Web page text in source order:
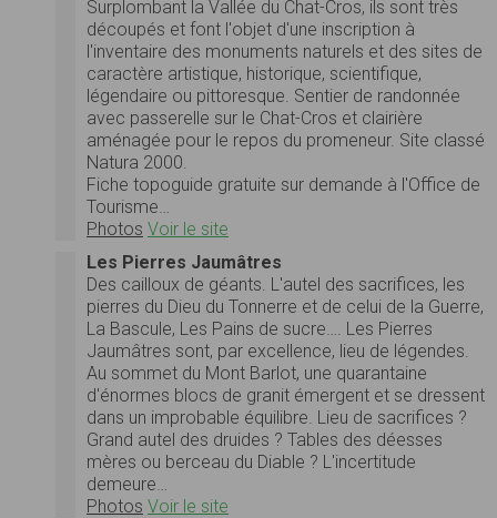
Surplombant la Vallée du Chat-Cros, ils sont très
découpés et font l'objet d'une inscription à
l'inventaire des monuments naturels et des sites de
caractère artistique, historique, scientifique,
légendaire ou pittoresque. Sentier de randonnée
avec passerelle sur le Chat-Cros et clairière
aménagée pour le repos du promeneur. Site classé
Natura 2000.
Fiche topoguide gratuite sur demande à l'Office de
Tourisme…
Photos Voir le site
Les Pierres Jaumâtres
Des cailloux de géants. L'autel des sacrifices, les
pierres du Dieu du Tonnerre et de celui de la Guerre,
La Bascule, Les Pains de sucre…. Les Pierres
Jaumâtres sont, par excellence, lieu de légendes.
Au sommet du Mont Barlot, une quarantaine
d'énormes blocs de granit émergent et se dressent
dans un improbable équilibre. Lieu de sacrifices ?
Grand autel des druides ? Tables des déesses
mères ou berceau du Diable ? L'incertitude
demeure…
Photos Voir le site